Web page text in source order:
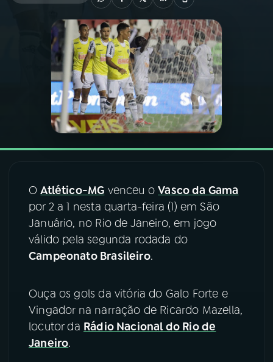
PROGRAMAS
PODCASTS
VIDEOCASTS
08 FESTIVAL DE MÚSICA
ACOMPANHE A RÁDIO NACIONAL
Instagram X
TikTok
OAtlético-MG venceu oVasco da Gama
por 2 a 1 nesta quarta-feira (1) em São
Januário, no Rio de Janeiro, em jogo
válido pela segunda rodada do
Campeonato Brasileiro.
Ouça os gols da vitória do Galo Forte e
Vingador na narração de Ricardo Mazella,
locutor da Rádio Nacional do Rio de
Janeiro.